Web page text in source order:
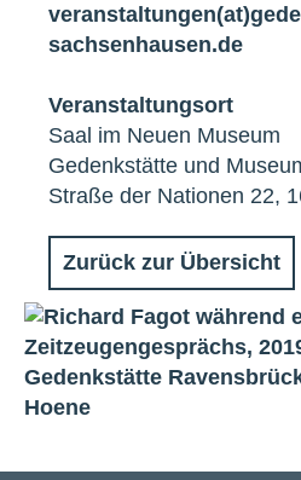
sachsenhausen.de
Veranstaltungsort
Saal im Neuen Museum
Gedenkstätte und
Straße der Nationen 22,
Zurück zur Übersicht